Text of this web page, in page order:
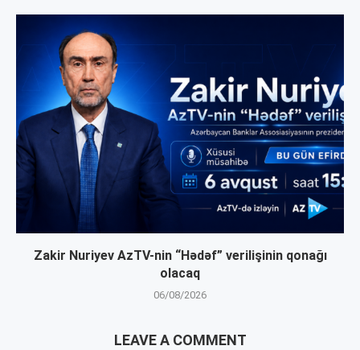
Zakir Nuriyev AzTV-nin “Hədəf” verilişinin qonağı
olacaq
06/08/2026
LEAVE A COMMENT